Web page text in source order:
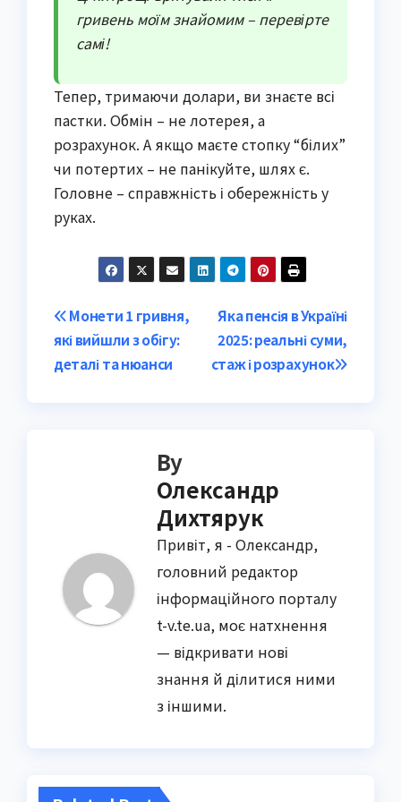
гривень моїм знайомим – перевірте
самі!
Тепер, тримаючи долари, ви знаєте всі
пастки. Обмін – не лотерея, а
розрахунок. А якщо маєте стопку “білих”
чи потертих – не панікуйте, шлях є.
Головне – справжність і обережність у
руках.
Post
navigation
Яка пенсія в Україні
2025: реальні суми,
стаж і розрахунок
Монети 1 гривня,
які вийшли з обігу:
деталі та нюанси
By
Олександр
Дихтярук
Привіт, я - Олександр,
головний редактор
інформаційного порталу
t-v.te.ua, моє натхнення
— відкривати нові
знання й ділитися ними
з іншими.